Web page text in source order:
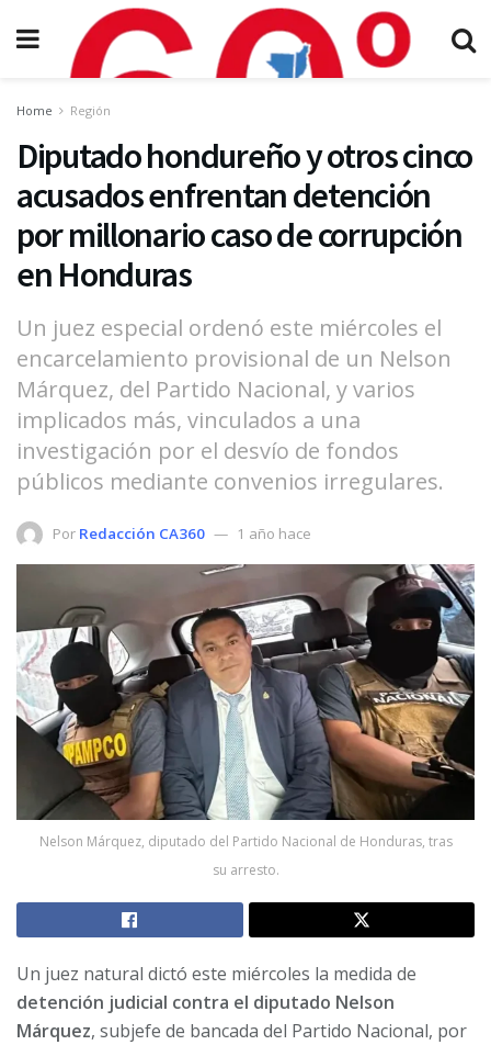
Home Región
Diputado hondureño y otros cinco
acusados enfrentan detención
por millonario caso de corrupción
en Honduras
Un juez especial ordenó este miércoles el
encarcelamiento provisional de un Nelson
Márquez, del Partido Nacional, y varios
implicados más, vinculados a una
investigación por el desvío de fondos
públicos mediante convenios irregulares.
Por Redacción CA360 1 año hace
Nelson Márquez, diputado del Partido Nacional de Honduras, tras
su arresto.
Un juez natural dictó este miércoles la medida de
detención judicial contra el diputado Nelson
Márquez, subjefe de bancada del Partido Nacional, por